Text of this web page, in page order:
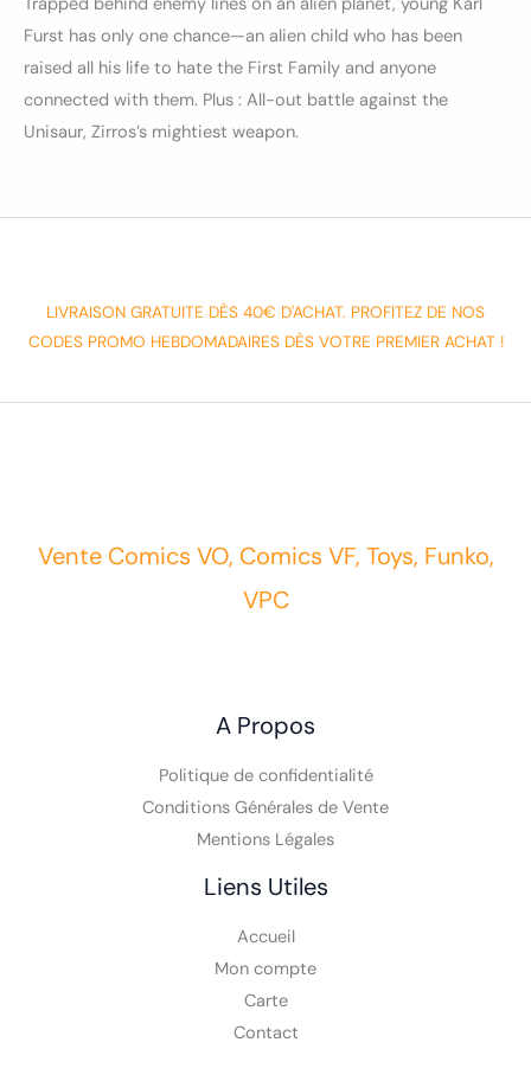
Furst has only one chance—an alien child who has been
raised all his life to hate the First Family and anyone
connected with them. Plus : All-out battle against the
Unisaur, Zirros’s mightiest weapon.
LIVRAISON GRATUITE DÈS 40€ D'ACHAT. PROFITEZ DE NOS
CODES PROMO HEBDOMADAIRES DÈS VOTRE PREMIER ACHAT !
Vente Comics VO, Comics VF, Toys, Funko,
VPC
A Propos
Politique de confidentialité
Conditions Générales de Vente
Mentions Légales
Liens Utiles
Accueil
Mon compte
Carte
Contact